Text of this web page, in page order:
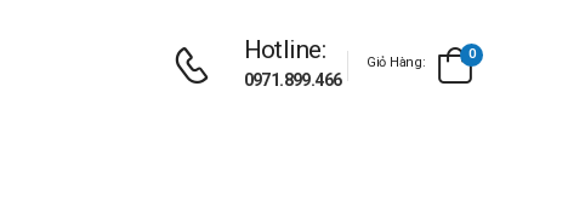
Hotline:
0971.899.466
Giỏ Hàng:
0